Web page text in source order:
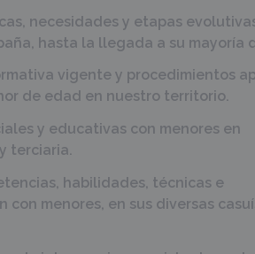
necesidades y etapas
hasta la llegada a su mayoría
vigente y procedimientos
de edad en nuestro territorio.
y educativas con menores en
terciaria.
habilidades, técnicas e
menores, en sus diversas